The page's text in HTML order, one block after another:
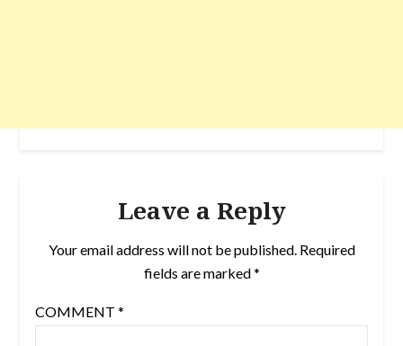
Leave a Reply
Your email address will not be published. Required
fields are marked*
COMMENT *